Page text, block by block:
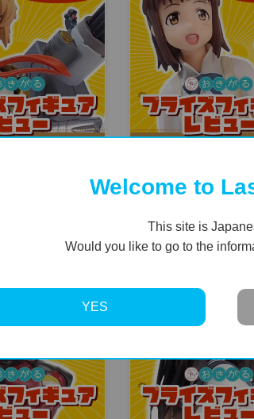
ソナ4 ジ・アルテ
ヨナカアリー
ィギュア
な
Welcome to
This site is
Would you like to go to the
YES